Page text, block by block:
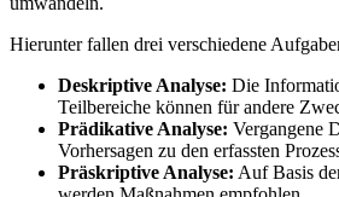
Hierunter fallen drei verschiedene
Deskriptive Analyse: Die
Teilbereiche können für andere
Prädikative Analyse: Vergangene
Vorhersagen zu den erfassten
Präskriptive Analyse: Auf Basis